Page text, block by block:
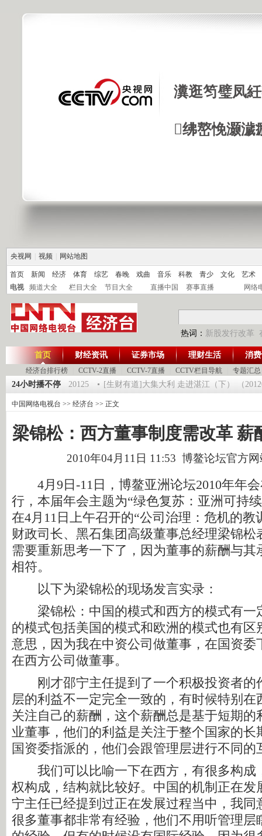
瀵逛笉璧凤
绋嶅悗灏
央视网 视频 网站地图
首页 新闻 经济 体育 综艺 春晚 戏曲 音乐 科教 青少 文化
艺术
电视
频道大全 栏目大全 节目大全 直播中国 赛事直播 网络
热词： 新股发行改革
首页
经济台排行榜 CCTV-2直播 CCTV-7直播 CCTV栏目导航 专题汇总
财经资讯 证券市场 理财生活 消
24小时播不停
第一时间》 20120125 [生财有道]大集大利 走进湛江（下） （
中国网络电视台 >> 经济台 >> 正文
梁锦松：西方董事制度需改革 薪
2010年04月11日 11:53 博鳌论坛官方
4月9日-11日，博鳌亚洲论坛2010年年会
行，本届年会主题为“绿色复苏：亚洲可持
在4月11日上午召开的“公司治理：危机的教
财政司长、黑石集团高级董事总经理梁锦松
需要重新思考一下了，因为董事的薪酬与其
相符。
以下为梁锦松的现场发言实录：
梁锦松：中国的模式和西方的模式有一
的模式包括美国的模式和欧洲的模式也有区
意思，因为我在中资公司做董事，在国资委
在西方公司做董事。
刚才邵宁主任提到了一个积极投资者的
层的利益不一定完全一致的，有时候特别在
关注自己的薪酬，这个薪酬总是基于短期的
业董事，他们的利益是关注于整个国家的长
国资委指派的，他们会跟管理层进行不同的
我们可以比喻一下在西方，有很多构成
权构成，结构就比较好。中国的机制正在发
宁主任已经提到过正在发展过程当中，我同
很多董事都非常有经验，他们不用听管理层